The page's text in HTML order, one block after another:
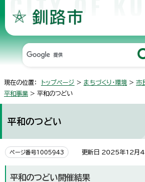
現在の位置： トップページ > まちづくり・環境 > 市
平和事業 > 平和のつどい
平和のつどい
ページ番号1005943 更新日 2025年12月4
平和のつどい開催結果